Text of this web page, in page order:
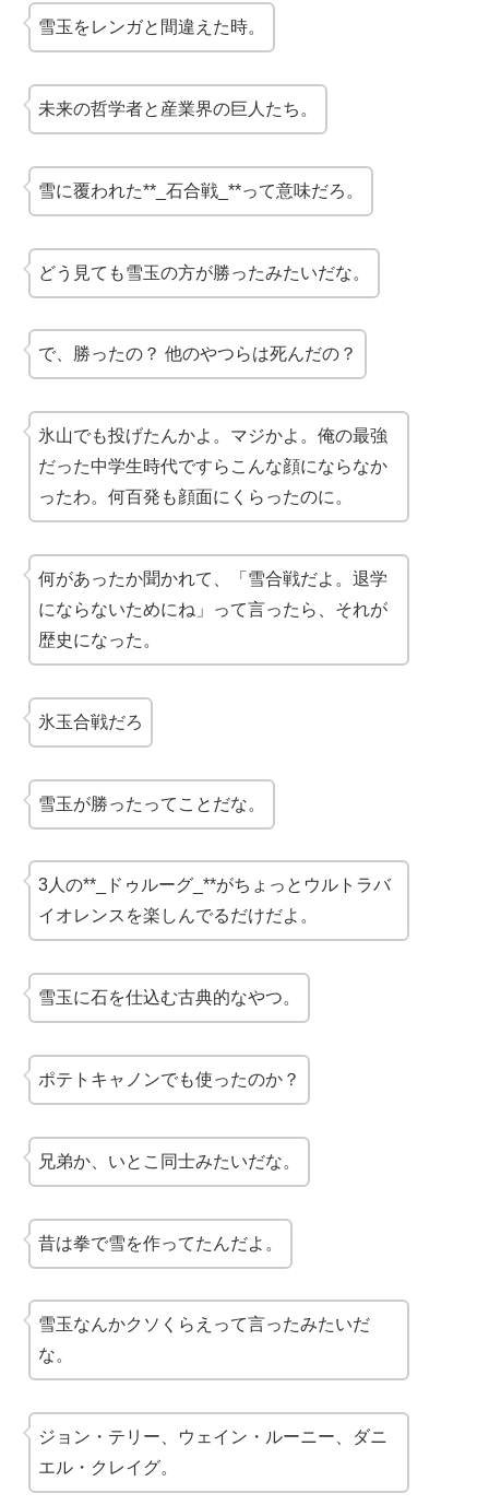
雪玉をレンガと間違えた時。
未来の哲学者と産業界の巨人たち。
雪に覆われた**_石合戦_**って意味だろ。
どう見ても雪玉の方が勝ったみたいだな。
で、勝ったの？ 他のやつらは死んだの？
氷山でも投げたんかよ。マジかよ。俺の最強
だった中学生時代ですらこんな顔にならなか
ったわ。何百発も顔面にくらったのに。
何があったか聞かれて、「雪合戦だよ。退学
にならないためにね」って言ったら、それが
歴史になった。
氷玉合戦だろ
雪玉が勝ったってことだな。
3人の**_ドゥルーグ_**がちょっとウルトラバ
イオレンスを楽しんでるだけだよ。
雪玉に石を仕込む古典的なやつ。
ポテトキャノンでも使ったのか？
兄弟か、いとこ同士みたいだな。
昔は拳で雪を作ってたんだよ。
雪玉なんかクソくらえって言ったみたいだ
な。
ジョン・テリー、ウェイン・ルーニー、ダニ
エル・クレイグ。